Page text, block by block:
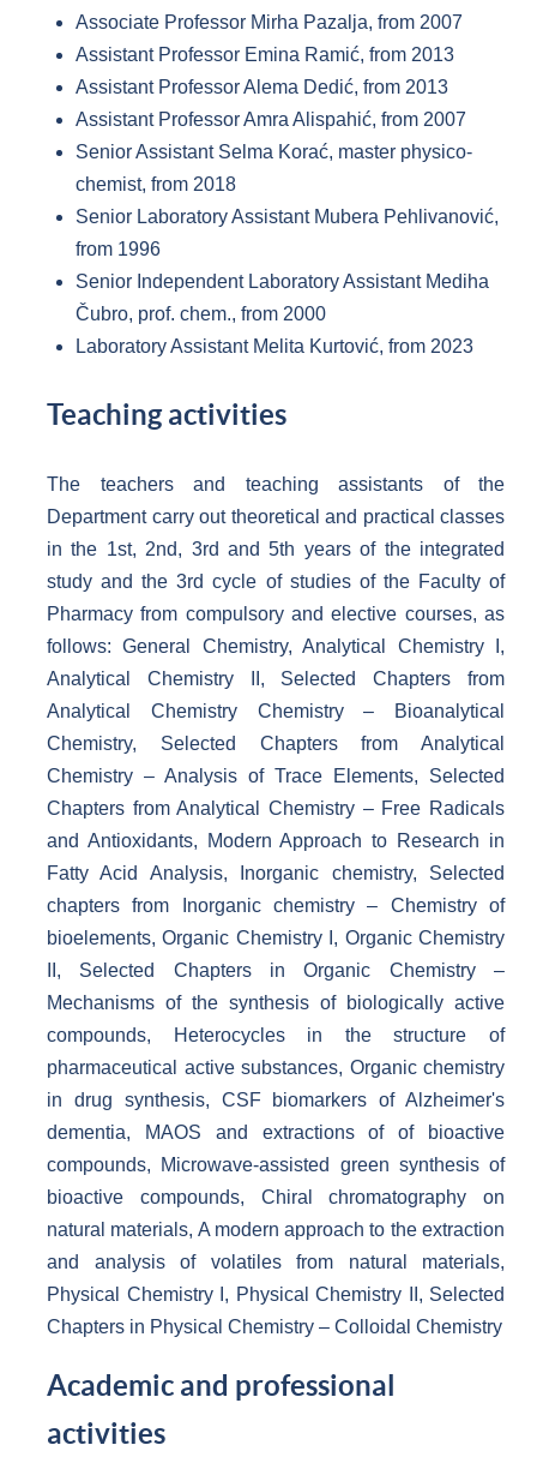
Associate Professor Mirha Pazalja, from 2007
Assistant Professor Emina Ramić, from 2013
Assistant Professor Alema Dedić, from 2013
Assistant Professor Amra Alispahić, from 2007
Senior Assistant Selma Korać, master physico-
chemist, from 2018
Senior Laboratory Assistant Mubera Pehlivanović,
from 1996
Senior Independent Laboratory Assistant Mediha
Čubro, prof. chem., from 2000
Laboratory Assistant Melita Kurtović, from 2023
Teaching activities
The teachers and teaching assistants of the
Department carry out theoretical and practical classes
in the 1st, 2nd, 3rd and 5th years of the integrated
study and the 3rd cycle of studies of the Faculty of
Pharmacy from compulsory and elective courses, as
follows: General Chemistry, Analytical Chemistry I,
Analytical Chemistry II, Selected Chapters from
Analytical Chemistry Chemistry – Bioanalytical
Chemistry, Selected Chapters from Analytical
Chemistry – Analysis of Trace Elements, Selected
Chapters from Analytical Chemistry – Free Radicals
and Antioxidants, Modern Approach to Research in
Fatty Acid Analysis, Inorganic chemistry, Selected
chapters from Inorganic chemistry – Chemistry of
bioelements, Organic Chemistry I, Organic Chemistry
II, Selected Chapters in Organic Chemistry –
Mechanisms of the synthesis of biologically active
compounds, Heterocycles in the structure of
pharmaceutical active substances, Organic chemistry
in drug synthesis, CSF biomarkers of Alzheimer's
dementia, MAOS and extractions of of bioactive
compounds, Microwave-assisted green synthesis of
bioactive compounds, Chiral chromatography on
natural materials, A modern approach to the extraction
and analysis of volatiles from natural materials,
Physical Chemistry I, Physical Chemistry II, Selected
Chapters in Physical Chemistry – Colloidal Chemistry
Academic and professional
activities